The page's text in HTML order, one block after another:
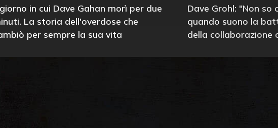
in cui Dave Gahan morì per due
La storia dell'overdose che
per sempre la sua vita
Dave Grohl: "Non
quando suono la
della collaborazione